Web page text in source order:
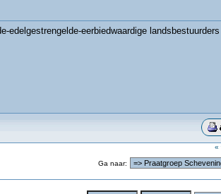
edelgestrengelde-eerbiedwaardige
«
Ga naar: